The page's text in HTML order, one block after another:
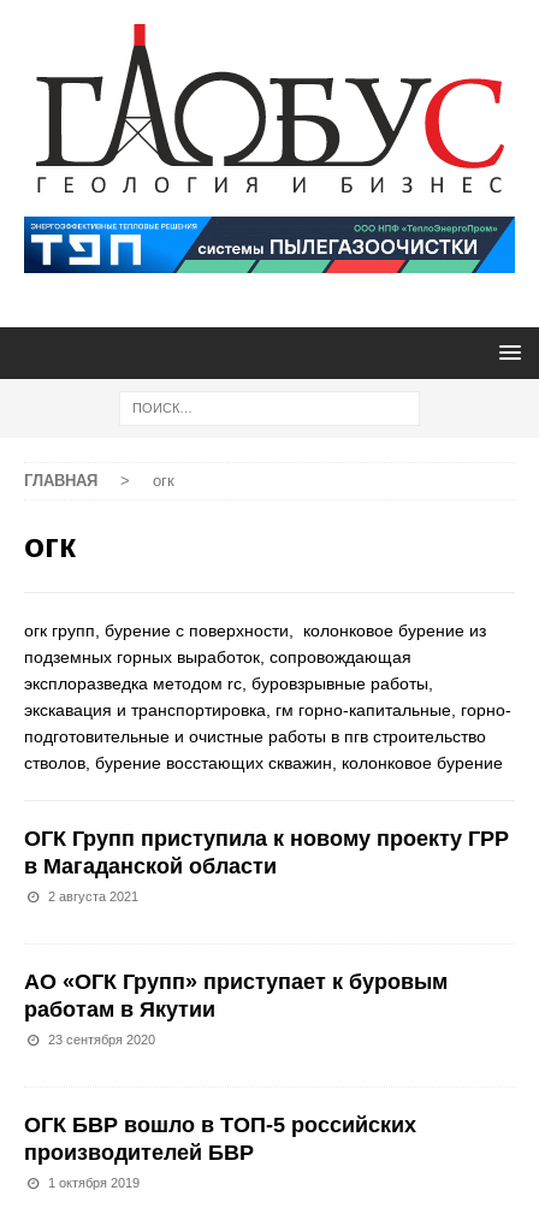
ГЛАВНАЯ > огк
огк
огк групп, бурение с поверхности, колонковое бурение из
подземных горных выработок, сопровождающая
эксплоразведка методом rc, буровзрывные работы,
экскавация и транспортировка, гм горно-капитальные, горно-
подготовительные и очистные работы в пгв строительство
стволов, бурение восстающих скважин, колонковое бурение
ОГК Групп приступила к новому проекту ГРР
в Магаданской области
2 августа 2021
АО «ОГК Групп» приступает к буровым
работам в Якутии
23 сентября 2020
ОГК БВР вошло в ТОП-5 российских
производителей БВР
1 октября 2019